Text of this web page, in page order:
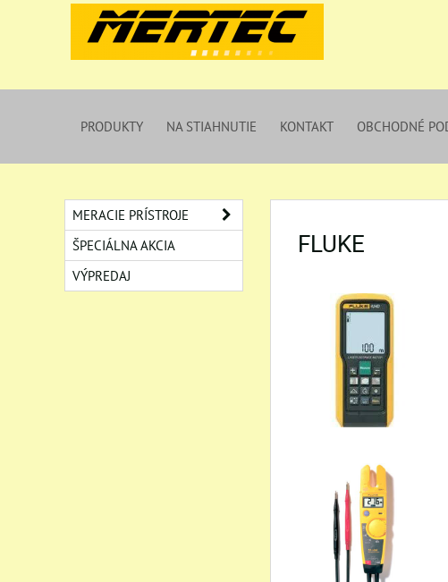
PRODUKTY NA STIAHNUTIE KONTAKT OBCHODNÉ
FLUKE
MERACIE PRÍSTROJE
ŠPECIÁLNA AKCIA
VÝPREDAJ